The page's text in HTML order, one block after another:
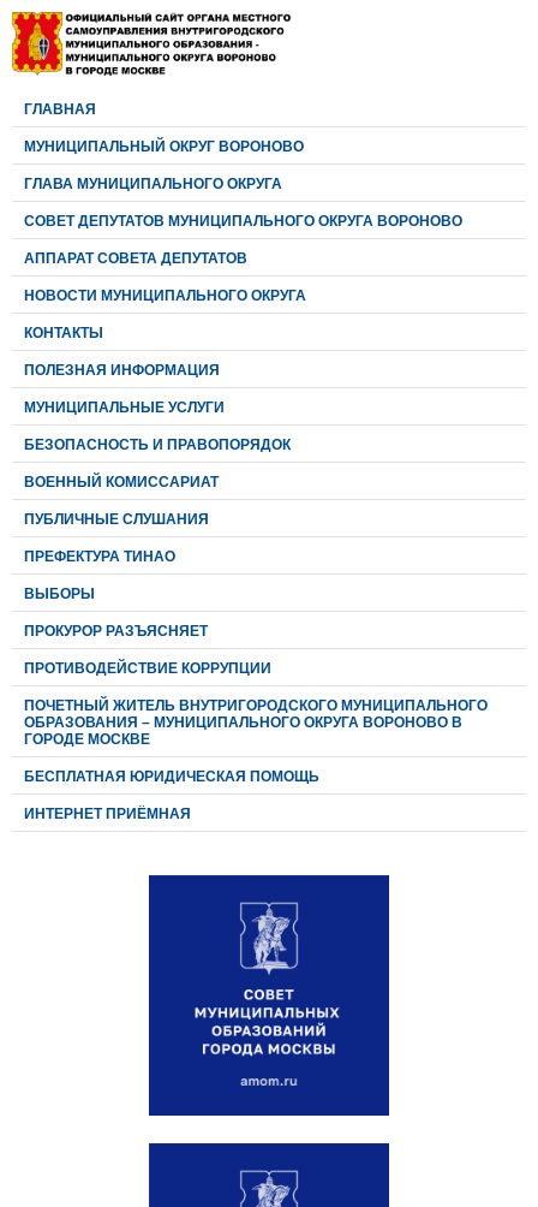
ГЛАВНАЯ
МУНИЦИПАЛЬНЫЙ ОКРУГ ВОРОНОВО
ГЛАВА МУНИЦИПАЛЬНОГО ОКРУГА
CОВЕТ ДЕПУТАТОВ МУНИЦИПАЛЬНОГО ОКРУГА ВОРОНОВО
АППАРАТ СОВЕТА ДЕПУТАТОВ
НОВОСТИ МУНИЦИПАЛЬНОГО ОКРУГА
КОНТАКТЫ
ПОЛЕЗНАЯ ИНФОРМАЦИЯ
МУНИЦИПАЛЬНЫЕ УСЛУГИ
БЕЗОПАСНОСТЬ И ПРАВОПОРЯДОК
ВОЕННЫЙ КОМИССАРИАТ
ПУБЛИЧНЫЕ СЛУШАНИЯ
ПРЕФЕКТУРА ТИНАО
ВЫБОРЫ
ПРОКУРОР РАЗЪЯСНЯЕТ
ПРОТИВОДЕЙСТВИЕ КОРРУПЦИИ
ПОЧЕТНЫЙ ЖИТЕЛЬ ВНУТРИГОРОДСКОГО МУНИЦИПАЛЬНОГО
ОБРАЗОВАНИЯ – МУНИЦИПАЛЬНОГО ОКРУГА ВОРОНОВО В
ГОРОДЕ МОСКВЕ
БЕСПЛАТНАЯ ЮРИДИЧЕСКАЯ ПОМОЩЬ
ИНТЕРНЕТ ПРИЁМНАЯ